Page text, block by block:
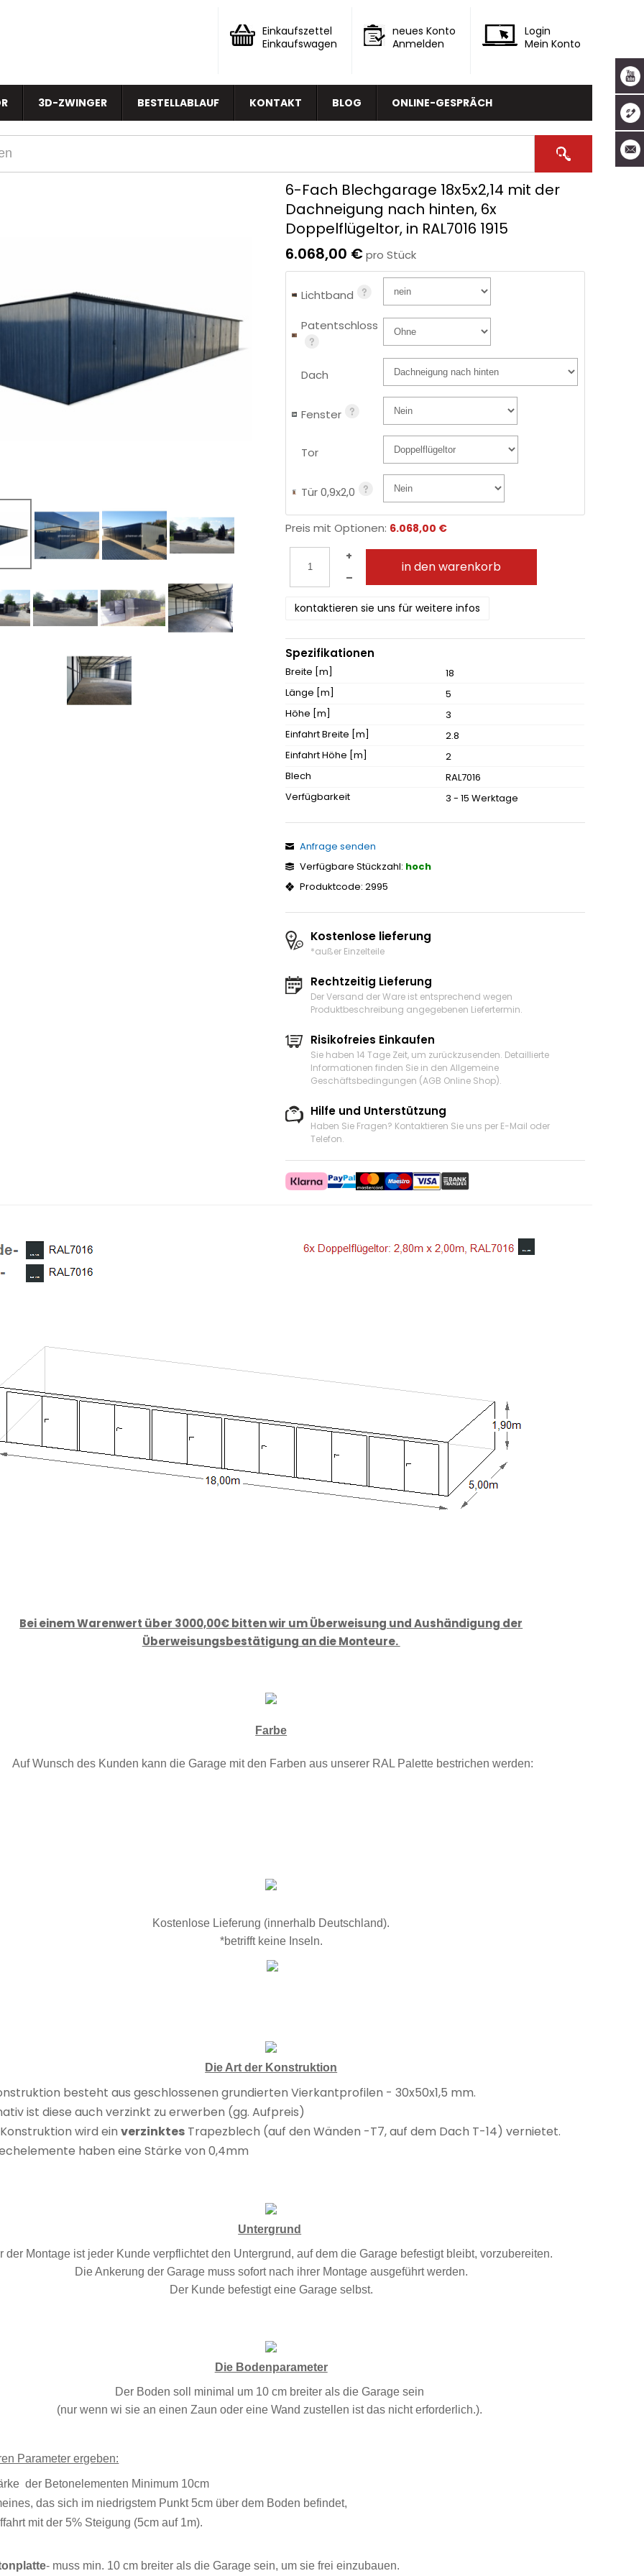
Einkaufszettel
Einkaufswagen
neues Konto
Anmelden
Login
Mein Konto
3D-ZWINGER BESTELLABLAUF KONTAKT BLOG ONLINE-GESPRÄCH
6-Fach Blechgarage 18x5x2,14 mit der
Dachneigung nach hinten, 6x
Doppelflügeltor, in RAL7016 1915
6.068,00 €pro Stück
Lichtband
Patentschloss
Dach
Fenster
Tor
Tür 0,9x2,0
Preis mit Optionen: 6.068,00 €
+
–
in den warenkorb
kontaktieren sie uns für weitere infos
Spezifikationen
Breite [m]
18
Länge [m]
5
Höhe [m]
3
Einfahrt Breite [m]
2.8
Einfahrt Höhe [m]
2
Blech
RAL7016
Verfügbarkeit
3 - 15 Werktage
Anfrage senden
Verfügbare Stückzahl: hoch
Produktcode: 2995
Kostenlose lieferung
*außer Einzelteile
Rechtzeitig Lieferung
Der Versand der Ware ist entsprechend wegen
Produktbeschreibung angegebenen Liefertermin.
Risikofreies Einkaufen
Sie haben 14 Tage Zeit, um zurückzusenden. Detaillierte
Informationen finden Sie in den Allgemeine
Geschäftsbedingungen (AGB Online Shop).
Hilfe und Unterstützung
Haben Sie Fragen? Kontaktieren Sie uns per E-Mail oder
Telefon.
Bei einem Warenwert über 3000,00€ bitten wir um Überweisung und Aushändigung der
Überweisungsbestätigung an die Monteure.
Farbe
Auf Wunsch des Kunden kann die Garage mit den Farben aus unserer RAL Palette bestrichen werden:
Kostenlose Lieferung (innerhalb Deutschland).
*betrifft keine Inseln.
Die Art der Konstruktion
besteht aus geschlossenen grundierten Vierkantprofilen - 30x50x1,5 mm.
ist diese auch verzinkt zu erwerben (gg. Aufpreis)
wird einverzinktes Trapezblech (auf den Wänden -T7, auf dem Dach T-14) vernietet.
haben eine Stärke von 0,4mm
Untergrund
der Montage ist jeder Kunde verpflichtet den Untergrund, auf dem die Garage befestigt bleibt, vorzubereiten.
Die Ankerung der Garage muss sofort nach ihrer Montage ausgeführt werden.
Der Kunde befestigt eine Garage selbst.
Die Bodenparameter
Der Boden soll minimal um 10 cm breiter als die Garage sein
(nur wenn wi sie an einen Zaunoder eine Wand zustellen ist das nicht erforderlich.).
Parameter ergeben:
der Betonelementen Minimum 10cm
das sich im niedrigstem Punkt 5cm über dem Boden befindet,
mit der 5% Steigung (5cm auf 1m).
- muss min. 10 cm breiter als die Garage sein, um sie frei einzubauen.